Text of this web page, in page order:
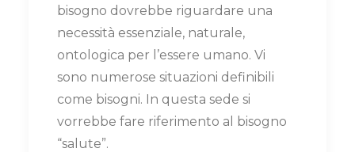
bisogno dovrebbe riguardare una
necessità essenziale, naturale,
ontologica per l’essere umano. Vi
sono numerose situazioni definibili
come bisogni. In questa sede si
vorrebbe fare riferimento al bisogno
“salute”.